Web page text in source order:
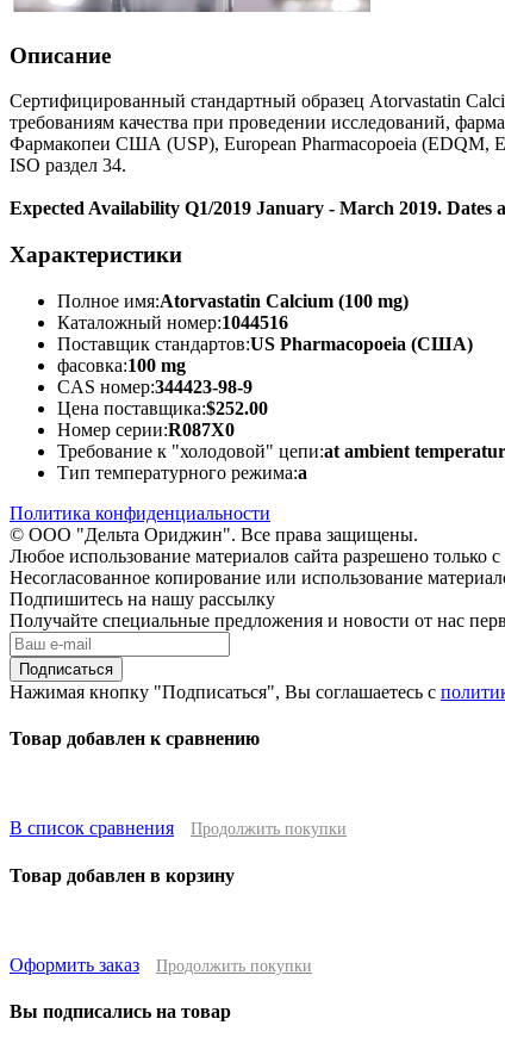
Описание
Сертифицированный стандартный образец Atorvastatin
требованиям качества при проведении исследований,
Фармакопеи США (USP), European Pharmacopoeia (EDQM,
ISO раздел 34.
Expected Availability Q1/2019 January - March 2019. Dates
Характеристики
Полное имя:Atorvastatin Calcium (100 mg)
Каталожный номер:1044516
Поставщик стандартов:US Pharmacopoeia (США)
фасовка:100 mg
CAS номер:344423-98-9
Цена поставщика:$252.00
Номер серии:R087X0
Требование к "холодовой" цепи:at ambient
Тип температурного режима:a
Политика конфиденциальности
© ООО "Дельта Ориджин". Все права защищены.
Любое использование материалов сайта разрешено только
Несогласованное копирование или использование
Подпишитесь на нашу рассылку
Получайте специальные предложения и новости от нас
Подписаться
Нажимая кнопку "Подписаться", Вы соглашаетесь с
Товар добавлен к сравнению
В список сравнения Продолжить покупки
Товар добавлен в корзину
Оформить заказ Продолжить покупки
Вы подписались на товар